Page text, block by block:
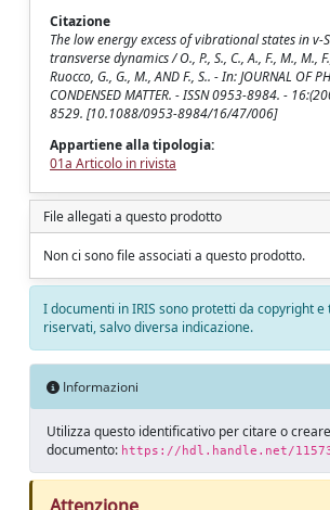
Citazione
The low energy excess of vibrational states in v-
transverse dynamics / O., P., S., C., A., F., M., M.,
Ruocco, G., G., M., AND F., S.. - In: JOURNAL OF
CONDENSED MATTER. - ISSN 0953-8984. -
8529. [10.1088/0953-8984/16/47/006]
Appartiene alla tipologia:
01a Articolo in rivista
File allegati a questo prodotto
Non ci sono file associati a questo prodotto.
I documenti in IRIS sono protetti da copyright
riservati, salvo diversa indicazione.
Informazioni
Utilizza questo identificativo per citare o
documento: https://hdl.handle.net/